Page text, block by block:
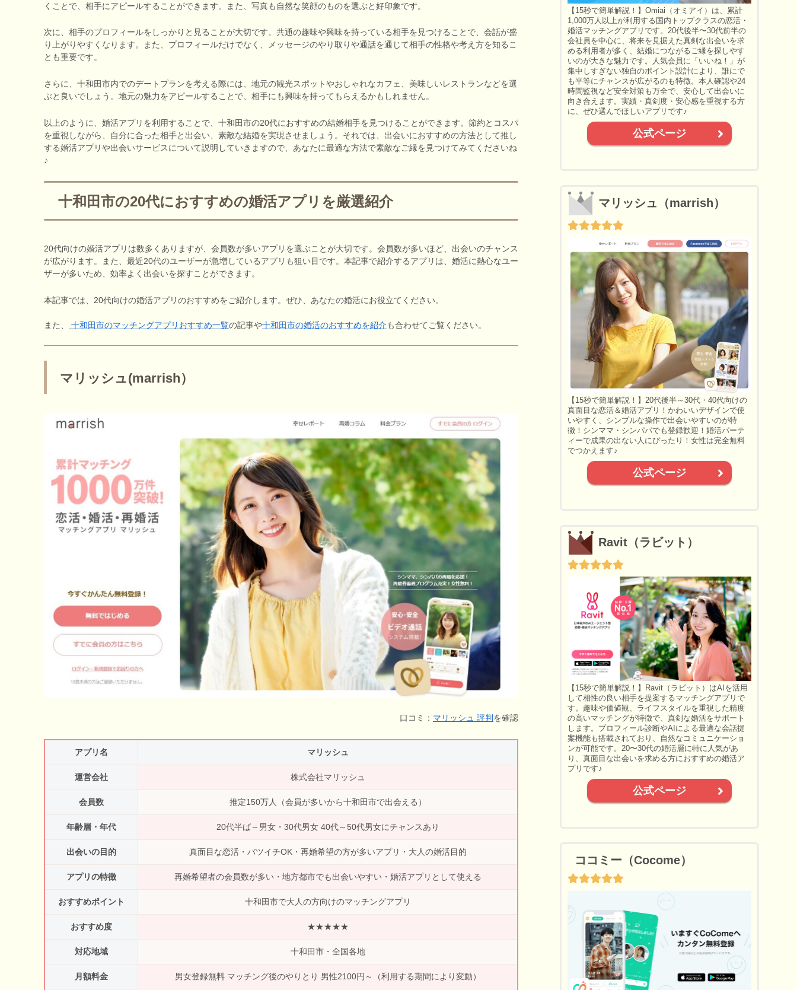
くことで、相手にアピールすることができます。また、写真も自然な笑顔のものを選ぶと好印象です。
次に、相手のプロフィールをしっかりと見ることが大切です。共通の趣味や興味を持っている相手を見つけることで、会話が盛
り上がりやすくなります。また、プロフィールだけでなく、メッセージのやり取りや通話を通じて相手の性格や考え方を知るこ
とも重要です。
さらに、十和田市内でのデートプランを考える際には、地元の観光スポットやおしゃれなカフェ、美味しいレストランなどを選
ぶと良いでしょう。地元の魅力をアピールすることで、相手にも興味を持ってもらえるかもしれません。
以上のように、婚活アプリを利用することで、十和田市の20代におすすめの結婚相手を見つけることができます。節約とコスパ
を重視しながら、自分に合った相手と出会い、素敵な結婚を実現させましょう。それでは、出会いにおすすめの方法として推し
する婚活アプリや出会いサービスについて説明していきますので、あなたに最適な方法で素敵なご縁を見つけてみてくださいね
♪
十和田市の20代におすすめの婚活アプリを厳選紹介
20代向けの婚活アプリは数多くありますが、会員数が多いアプリを選ぶことが大切です。会員数が多いほど、出会いのチャンス
が広がります。また、最近20代のユーザーが急増しているアプリも狙い目です。本記事で紹介するアプリは、婚活に熱心なユー
ザーが多いため、効率よく出会いを探すことができます。
本記事では、20代向けの婚活アプリのおすすめをご紹介します。ぜひ、あなたの婚活にお役立てください。
また、 十和田市のマッチングアプリおすすめ一覧の記事や十和田市の婚活のおすすめを紹介も合わせてご覧ください。
マリッシュ(marrish）
口コミ： マリッシュ 評判 を確認
アプリ名 マリッシュ
運営会社 株式会社マリッシュ
会員数 推定150万人（会員が多いから十和田市で出会える）
年齢層・年代 20代半ば～男女・30代男女 40代～50代男女にチャンスあり
出会いの目的 真面目な恋活・バツイチOK・再婚希望の方が多いアプリ・大人の婚活目的
アプリの特徴 再婚希望者の会員数が多い・地方都市でも出会いやすい・婚活アプリとして使える
おすすめポイント 十和田市で大人の方向けのマッチングアプリ
おすすめ度 ★★★★★
対応地域 十和田市・全国各地
月額料金 男女登録無料 マッチング後のやりとり 男性2100円～（利用する期間により変動）
【15秒で簡単解説！】Omiai（オミアイ）は、累計
1,000万人以上が利用する国内トップクラスの恋活・
婚活マッチングアプリです。20代後半〜30代前半の
会社員を中心に、将来を見据えた真剣な出会いを求
める利用者が多く、結婚につながるご縁を探しやす
いのが大きな魅力です。人気会員に「いいね！」が
集中しすぎない独自のポイント設計により、誰にで
も平等にチャンスが広がるのも特徴。本人確認や24
時間監視など安全対策も万全で、安心して出会いに
向き合えます。実績・真剣度・安心感を重視する方
に、ぜひ選んでほしいアプリです♪
公式ページ
マリッシュ（marrish）
【15秒で簡単解説！】20代後半～30代・40代向けの
真面目な恋活＆婚活アプリ！かわいいデザインで使
いやすく、シンプルな操作で出会いやすいのが特
徴！シンママ・シンパパでも登録歓迎！婚活パーテ
ィーで成果の出ない人にぴったり！女性は完全無料
でつかえます♪
公式ページ
Ravit（ラビット）
【15秒で簡単解説！】Ravit（ラビット）はAIを活用
して相性の良い相手を提案するマッチングアプリで
す。趣味や価値観、ライフスタイルを重視した精度
の高いマッチングが特徴で、真剣な婚活をサポート
します。プロフィール診断やAIによる最適な会話提
案機能も搭載されており、自然なコミュニケーショ
ンが可能です。20〜30代の婚活層に特に人気があ
り、真面目な出会いを求める方におすすめの婚活ア
プリです♪
公式ページ
ココミー（Cocome）